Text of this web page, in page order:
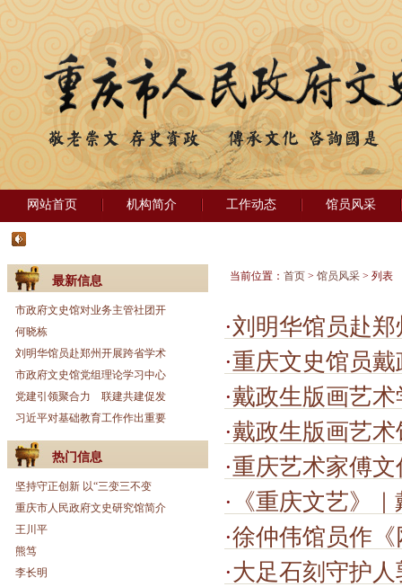
网站首页 机构简介 工作动态 馆员风采
最新信息
市政府文史馆对业务主管社团开
何晓栋
刘明华馆员赴郑州开展跨省学术
市政府文史馆党组理论学习中心
党建引领聚合力 联建共建促发
习近平对基础教育工作作出重要
热门信息
坚持守正创新 以“三变三不变
重庆市人民政府文史研究馆简介
王川平
熊笃
李长明
当前位置： 首页 > 馆员风采 > 列表
·刘明华馆员赴
·重庆文史馆员
·戴政生版画艺术学术座谈
·戴政生版画艺
·重庆艺术家傅
· 《重庆文艺》
·徐仲伟馆员作《网
·大足石刻守护